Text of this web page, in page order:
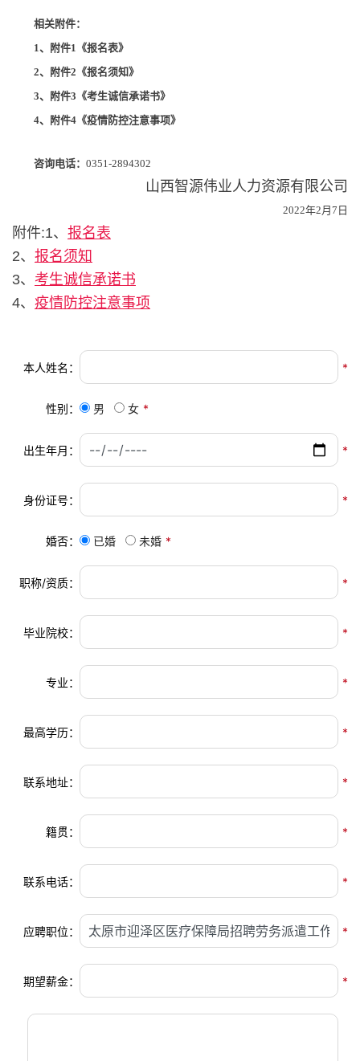
相关附件：
1、附件1《报名表》
2、附件2《报名须知》
3、附件3《考生诚信承诺书》
4、附件4《疫情防控注意事项》
咨询电话： 0351-2894302
山西智源伟业人力资源有限公司
2022年2月7日
附件:1、 报名表
2、 报名须知
3、 考生诚信承诺书
4、 疫情防控注意事项
本人姓名： *
性别： 男 女 *
出生年月： *
身份证号： *
婚否： 已婚 未婚 *
职称/资质： *
毕业院校： *
专业： *
最高学历： *
联系地址： *
籍贯： *
联系电话： *
应聘职位： *
期望薪金： *